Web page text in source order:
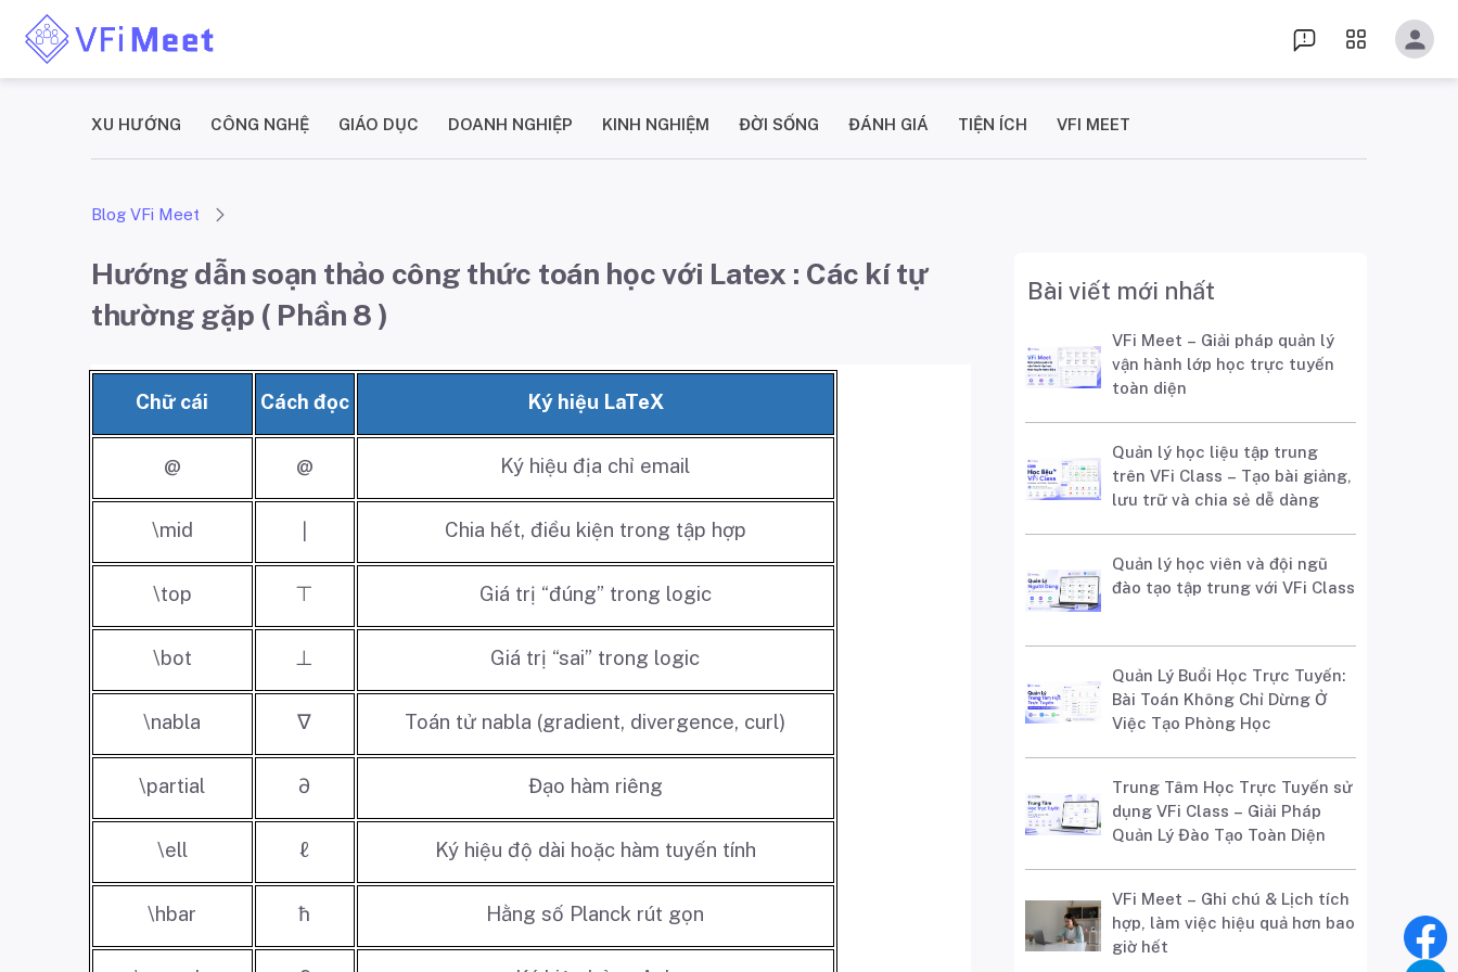
XU HƯỚNG CÔNG NGHỆ GIÁO DỤC DOANH NGHIỆP KINH NGHIỆM ĐỜI SỐNG ĐÁNH GIÁ TIỆN ÍCH VFI MEET
Blog VFi Meet
Hướng dẫn soạn thảo công thức toán học với Latex : Các kí tự
thường gặp ( Phần 8 )
Chữ cái Cách đọc Ký hiệu LaTeX
@ @ Ký hiệu địa chỉ email
\mid Chia hết, điều kiện trong tập hợp
\top ⊤ Giá trị “đúng” trong logic
\bot ⊥ Giá trị “sai” trong logic
\nabla ∇ Toán tử nabla (gradient, divergence, curl)
\partial ∂ Đạo hàm riêng
\ell ℓ Ký hiệu độ dài hoặc hàm tuyến tính
\hbar ħ Hằng số Planck rút gọn
Bài viết mới nhất
VFi Meet – Giải pháp quản lý
vận hành lớp học trực tuyến
toàn diện
Quản lý học liệu tập trung
trên VFi Class – Tạo bài giảng,
lưu trữ và chia sẻ dễ dàng
Quản lý học viên và đội ngũ
đào tạo tập trung với VFi Class
Quản Lý Buổi Học Trực Tuyến:
Bài Toán Không Chỉ Dừng Ở
Việc Tạo Phòng Học
Trung Tâm Học Trực Tuyến sử
dụng VFi Class – Giải Pháp
Quản Lý Đào Tạo Toàn Diện
VFi Meet – Ghi chú & Lịch tích
hợp, làm việc hiệu quả hơn bao
giờ hết